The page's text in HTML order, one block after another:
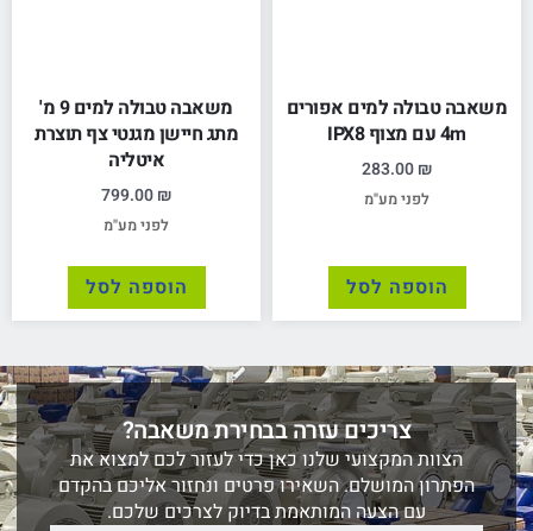
משאבה טבולה למים אפורים
4m עם מצוף IPX8
283.00₪
לפני מע"מ
הוספה לסל
משאבה טבולה למים 9 מ'
מתג חיישן מגנטי צף תוצרת
איטליה
799.00₪
לפני מע"מ
הוספה לסל
צריכים עזרה בבחירת משאבה?
הצוות המקצועי שלנו כאן כדי לעזור לכם למצוא את
הפתרון המושלם. השאירו פרטים ונחזור אליכם בהקדם
עם הצעה המותאמת בדיוק לצרכים שלכם.